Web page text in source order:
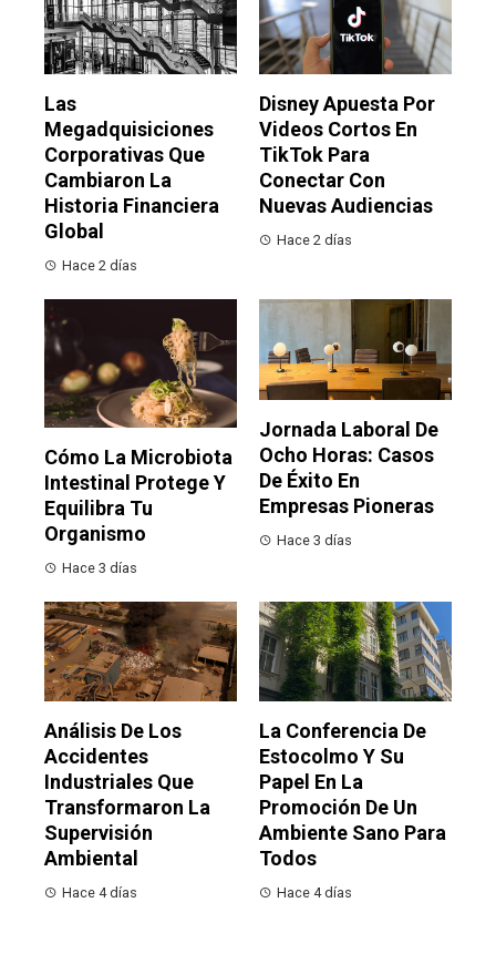
Las
Megadquisiciones
Corporativas Que
Cambiaron La
Historia Financiera
Global
Hace 2 días
Disney Apuesta Por
Videos Cortos En
TikTok Para
Conectar Con
Nuevas Audiencias
Hace 2 días
Cómo La Microbiota
Intestinal Protege Y
Equilibra Tu
Organismo
Hace 3 días
Jornada Laboral De
Ocho Horas: Casos
De Éxito En
Empresas Pioneras
Hace 3 días
Análisis De Los
Accidentes
Industriales Que
Transformaron La
Supervisión
Ambiental
Hace 4 días
La Conferencia De
Estocolmo Y Su
Papel En La
Promoción De Un
Ambiente Sano Para
Todos
Hace 4 días